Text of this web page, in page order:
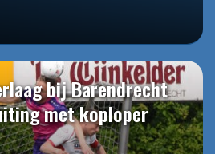
bij Barendrecht
met koploper